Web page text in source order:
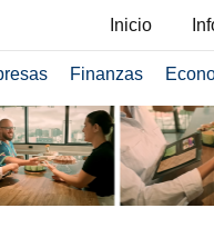
Inicio
Finanzas